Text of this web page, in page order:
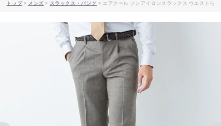
トップ> メンズ > スラックス・パンツ > エアクール ノンアイロンスラックス ウエストら